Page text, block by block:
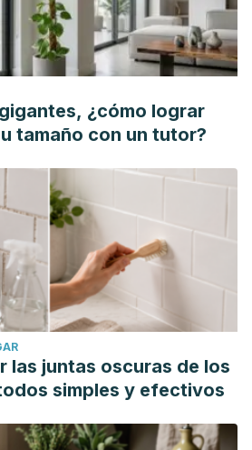
¿cómo lograr
tamaño con un tutor?
las juntas oscuras de los
simples y efectivos